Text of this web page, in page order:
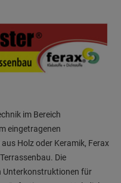
im Bereich
eingetragenen
Holz oder Keramik, Ferax
Die
Unterkonstruktionen für